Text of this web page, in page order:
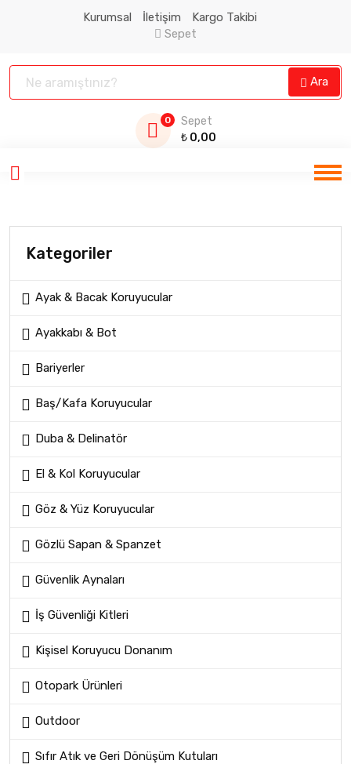
Kurumsal İletişim
Kargo Takibi
Sepet
Ara
0
Sepet
₺ 0,00
Kategoriler
Ayak & Bacak Koruyucular
Ayakkabı & Bot
Bariyerler
Baş/Kafa Koruyucular
Duba & Delinatör
El & Kol Koruyucular
Göz & Yüz Koruyucular
Gözlü Sapan & Spanzet
Güvenlik Aynaları
İş Güvenliği Kitleri
Kişisel Koruyucu Donanım
Otopark Ürünleri
Outdoor
Sıfır Atık ve Geri Dönüşüm Kutuları